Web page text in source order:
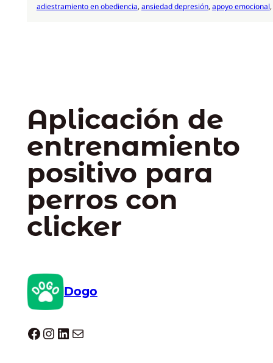
adiestramiento en obediencia, ansiedad depresión, apoyo emocional,
Aplicación de
entrenamiento
positivo para
perros con
clicker
Dogo
Dogo facebook InstagramLinkedIn Correo electrónico